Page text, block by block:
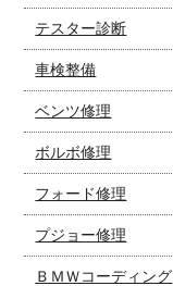
テスター診断
車検整備
ベンツ修理
ボルボ修理
フォード修理
プジョー修理
ＢＭＷコーディング